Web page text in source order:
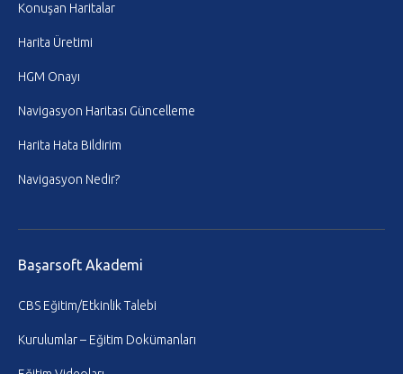
Konuşan Haritalar
Harita Üretimi
HGM Onayı
Navigasyon Haritası Güncelleme
Harita Hata Bildirim
Navigasyon Nedir?
Başarsoft Akademi
CBS Eğitim/Etkinlik Talebi
Kurulumlar – Eğitim Dokümanları